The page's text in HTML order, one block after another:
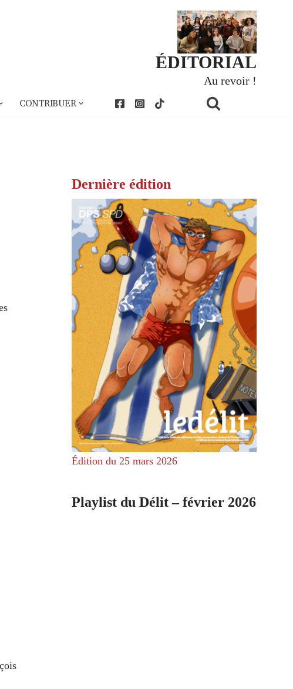
ÉDITORIAL
Au revoir !
CONTRIBUER
Dernière édition
Édition du 25 mars 2026
Playlist du Délit – février 2026